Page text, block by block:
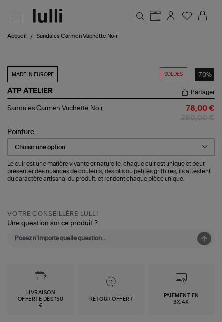
Accueil Sandales Carmen Vachette Noir
SOLDES -70%
MADE IN EUROPE
ATP ATELIER
Sandales
Noir
Partager
Sandales Carmen Vachette Noir 78,00 €
Pointure
Le cuir est une matière vivante et naturelle, chaque cuir est unique et peut
présenter des nuances de couleurs, des plis ou petites griffures, ils attestent
du caractère artisanal du produit, et rendent chaque pièce unique.
VOTRE CONSEILLÈRE LULLI
Une question sur ce produit ?
LIVRAISON
OFFERTE DÈS 150
€
RETOUR OFFERT
PAIEMENT EN
3X,4X